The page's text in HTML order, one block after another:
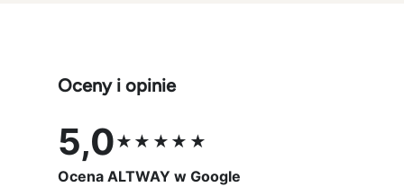
Oceny i opinie
5,0★★★★★
Ocena 5,0 na 5
Ocena ALTWAY w Google